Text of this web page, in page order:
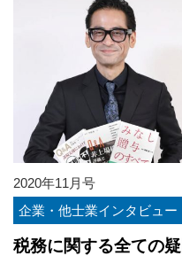
2020年11月号
企業・他士業インタビュー
税務に関する全ての